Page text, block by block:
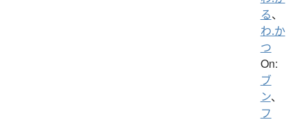
る、
わ.か
つ
On:
ブ
ン、
フ